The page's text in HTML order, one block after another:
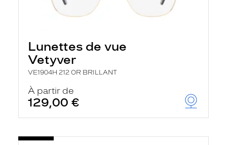
Lunettes de vue
Vetyver
VE1904H 212 OR BRILLANT
À partir de
129,00 €